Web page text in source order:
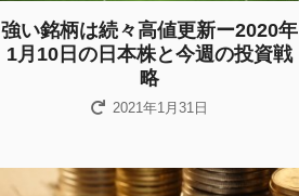
強い銘柄は続々高値更新ー2020年
1月10日の日本株と今週の投資戦
略
2021年1月31日